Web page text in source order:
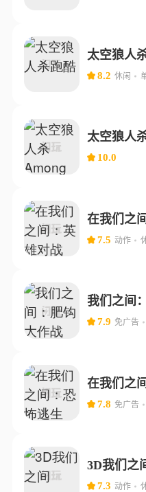
太空狼人
8.2 休闲
太空狼人
10.0
在我们之
7.5 动作
我们之间
7.9 免广告
在我们之
7.8 免广告
3D我们之
7.3 动作